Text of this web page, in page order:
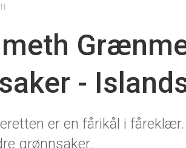
-
er en fårikål i
grønnsaker.